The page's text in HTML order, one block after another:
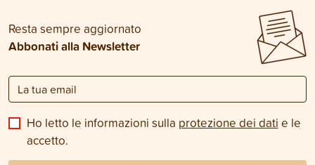
Resta sempre aggiornato
Abbonati alla Newsletter
Ho letto le informazioni sulla protezione dei dati e le
accetto.